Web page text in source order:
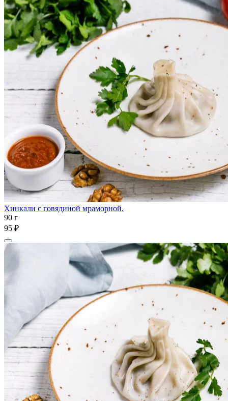
Хинкали с говядиной мраморной.
90 г
95 ₽